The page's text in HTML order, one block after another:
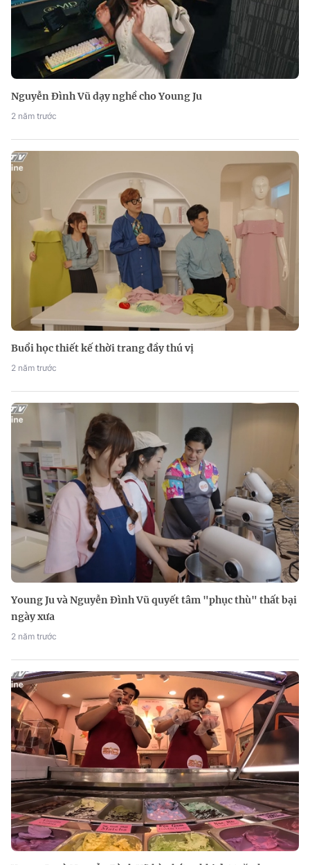
Nguyễn Đình Vũ dạy nghề cho Young Ju
2 năm trước
Buổi học thiết kế thời trang đầy thú vị
2 năm trước
Young Ju và Nguyễn Đình Vũ quyết tâm "phục thù" thất bại
ngày xưa
2 năm trước